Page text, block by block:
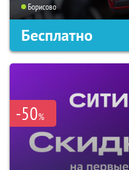
Борисово
Бесплатно
-50%